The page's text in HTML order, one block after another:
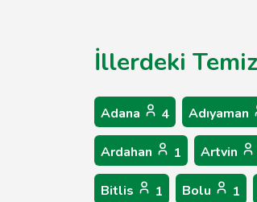
İllerdeki
Adana 4 Adıyaman
Ardahan 1 Artvin
Bitlis 1 Bolu 1